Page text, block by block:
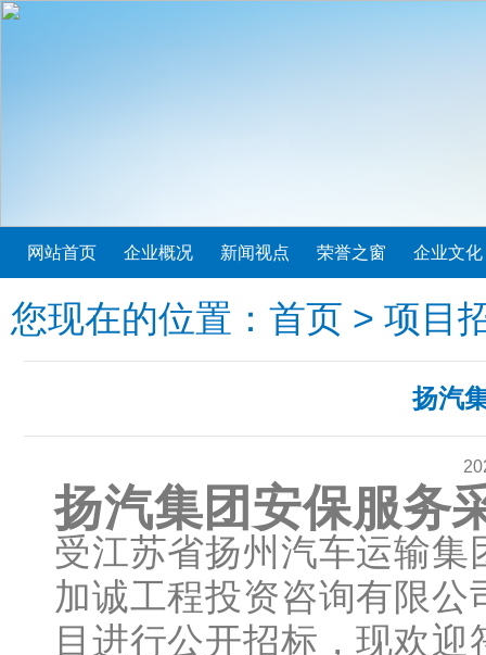
网站首页 企业概况 新闻视点 荣誉之窗 企业文化
您现在的位置： 首页 > 项目
扬汽
扬汽集团安保服务
受江苏省扬州汽车运输
加诚工程投资咨询有限
目进行公开招标，现欢